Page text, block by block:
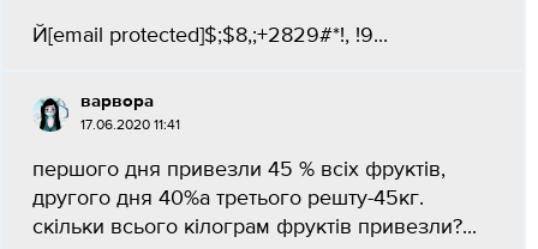
Й[email protected]$;$8,;+2829#*!, !9...
варвора
17.06.2020 11:41
першого дня привезли 45 % всіх фруктів,
другого дня 40%а третього решту-45кг.
скільки всього кілограм фруктів привезли?...